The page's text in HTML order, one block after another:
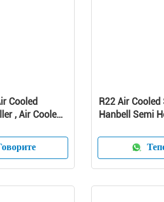
Cooled
, Air Cooled
R22 Air Cooled
Hanbell Semi